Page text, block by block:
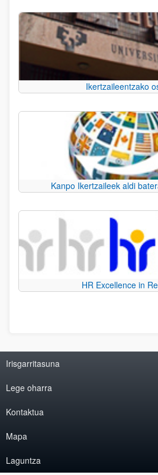
Ikertzaileentzako
Kanpo Ikertzaileek aldi
HR Excellence in
Irisgarritasuna
Lege oharra
Kontaktua
Mapa
Laguntza